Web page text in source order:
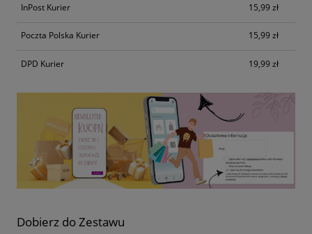
InPost Kurier 15,99 zł
Poczta Polska Kurier 15,99 zł
DPD Kurier 19,99 zł
Dobierz do Zestawu